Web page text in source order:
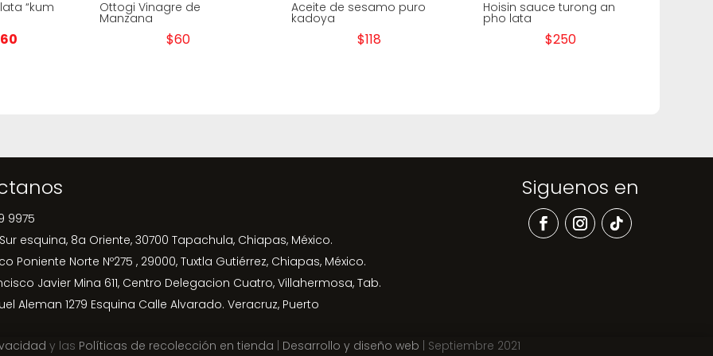
“kum Ottogi Vinagre de
Manzana
$60
Aceite de sesamo puro
kadoya
$118
Hoisin sauce turong an
pho lata
$250
9975
esquina, 8a Oriente, 30700 Tapachula, Chiapas, México.
Poniente Norte Nº275 , 29000, Tuxtla Gutiérrez, Chiapas, México.
Javier Mina 611, Centro Delegacion Cuatro, Villahermosa, Tab.
Aleman 1279 Esquina Calle Alvarado. Veracruz, Puerto
Siguenos en
y las Políticas de recolección en tienda Desarrollo y diseño web | Septiembre 2021